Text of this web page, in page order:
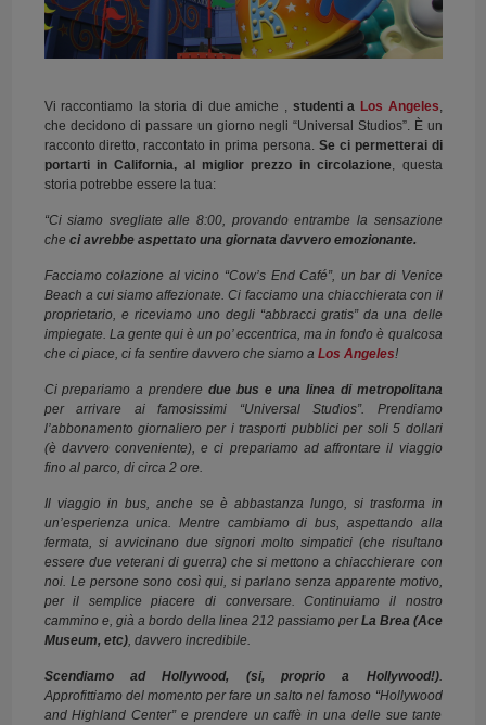
Vi raccontiamo la storia di due amiche , studenti a Los Angeles,
che decidono di passare un giorno negli “Universal Studios”. È un
racconto diretto, raccontato in prima persona. Se ci permetterai di
portarti in California, al miglior prezzo in circolazione, questa
storia potrebbe essere la tua:
“Ci siamo svegliate alle 8:00, provando entrambe la sensazione
che ci avrebbe aspettato una giornata davvero emozionante.
Facciamo colazione al vicino “Cow’s End Café”, un bar di Venice
Beach a cui siamo affezionate. Ci facciamo una chiacchierata con il
proprietario, e riceviamo uno degli “abbracci gratis” da una delle
impiegate. La gente qui è un po’ eccentrica, ma in fondo è qualcosa
che ci piace, ci fa sentire davvero che siamo a Los Angeles!
Ci prepariamo a prenderedue bus e una linea di metropolitana
per arrivare ai famosissimi “Universal Studios”. Prendiamo
l’abbonamento giornaliero per i trasporti pubblici per soli 5 dollari
(è davvero conveniente), e ci prepariamo ad affrontare il viaggio
fino al parco, di circa 2 ore.
Il viaggio in bus, anche se è abbastanza lungo, si trasforma in
un’esperienza unica. Mentre cambiamo di bus, aspettando alla
fermata, si avvicinano due signori molto simpatici (che risultano
essere due veterani di guerra) che si mettono a chiacchierare con
noi. Le persone sono così qui, si parlano senza apparente motivo,
per il semplice piacere di conversare. Continuiamo il nostro
cammino e, già a bordo della linea 212 passiamo perLa Brea (Ace
Museum, etc), davvero incredibile.
Scendiamo ad Hollywood, (si, proprio a Hollywood!).
Approfittiamo del momento per fare un salto nel famoso “Hollywood
and Highland Center” e prendere un caffè in una delle sue tante